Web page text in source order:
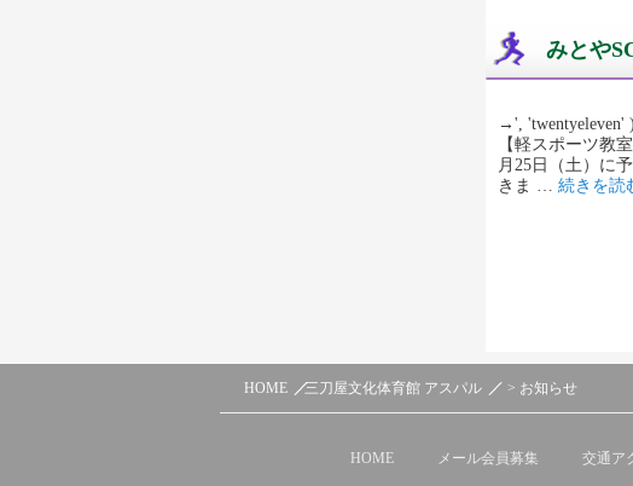
みとや
→', 'twentyeleven'
【軽スポーツ教
月25日（土）に
きま … 続きを読
HOME 三刀屋文化体育館 アスパル > お知らせ
HOME メール会員募集 交通ア